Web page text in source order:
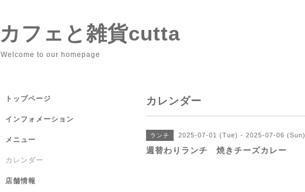
カフェと雑貨cutta
Welcome to our homepage
カレンダー
ランチ 2025-07-01 (Tue) - 2025-07-06 (Sun)
週替わりランチ 焼きチーズカレー
トップページ
インフォメーション
メニュー
カレンダー
店舗情報